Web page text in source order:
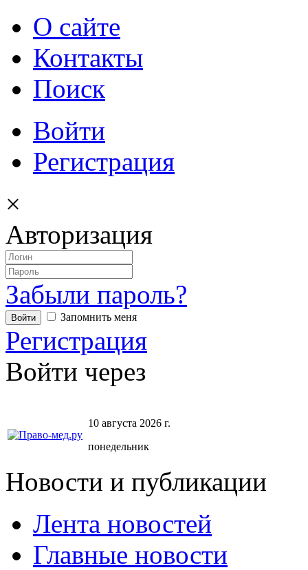
О сайте
Контакты
Поиск
Войти
Регистрация
×
Авторизация
Забыли пароль?
Запомнить меня
Регистрация
Войти через
10 августа 2026 г.
понедельник
Новости и публикации
Лента новостей
Главные новости